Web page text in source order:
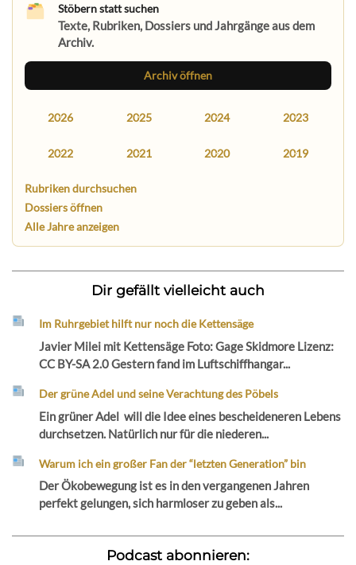
Stöbern statt suchen
Texte, Rubriken, Dossiers und Jahrgänge aus dem
Archiv.
Archiv öffnen
2026 2025 2024 2023
2022 2021 2020 2019
Rubriken durchsuchen
Dossiers öffnen
Alle Jahre anzeigen
Dir gefällt vielleicht auch
Im Ruhrgebiet hilft nur noch die Kettensäge
Javier Milei mit Kettensäge Foto: Gage Skidmore Lizenz:
CC BY-SA 2.0 Gestern fand im Luftschiffhangar...
Der grüne Adel und seine Verachtung des Pöbels
Ein grüner Adel will die Idee eines bescheideneren Lebens
durchsetzen. Natürlich nur für die niederen...
Warum ich ein großer Fan der “letzten Generation” bin
Der Ökobewegung ist es in den vergangenen Jahren
perfekt gelungen, sich harmloser zu geben als...
Podcast abonnieren: